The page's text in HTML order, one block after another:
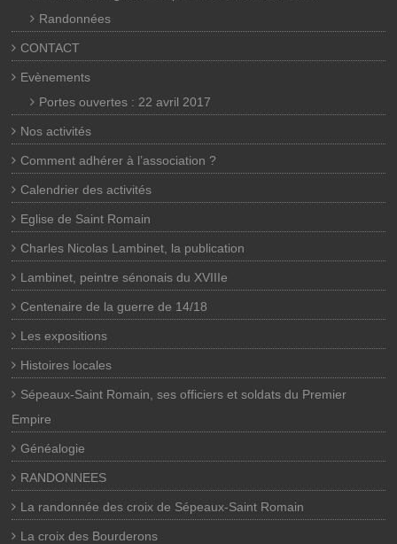
Randonnées
CONTACT
Evènements
Portes ouvertes : 22 avril 2017
Nos activités
Comment adhérer à l’association ?
Calendrier des activités
Eglise de Saint Romain
Charles Nicolas Lambinet, la publication
Lambinet, peintre sénonais du XVIIIe
Centenaire de la guerre de 14/18
Les expositions
Histoires locales
Sépeaux-Saint Romain, ses officiers et soldats du Premier
Empire
Généalogie
RANDONNEES
La randonnée des croix de Sépeaux-Saint Romain
La croix des Bourderons